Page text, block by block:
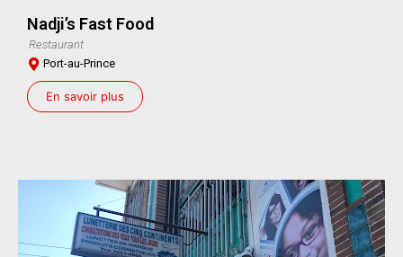
Nadji’s Fast Food
Restaurant
Port-au-Prince
En savoir plus